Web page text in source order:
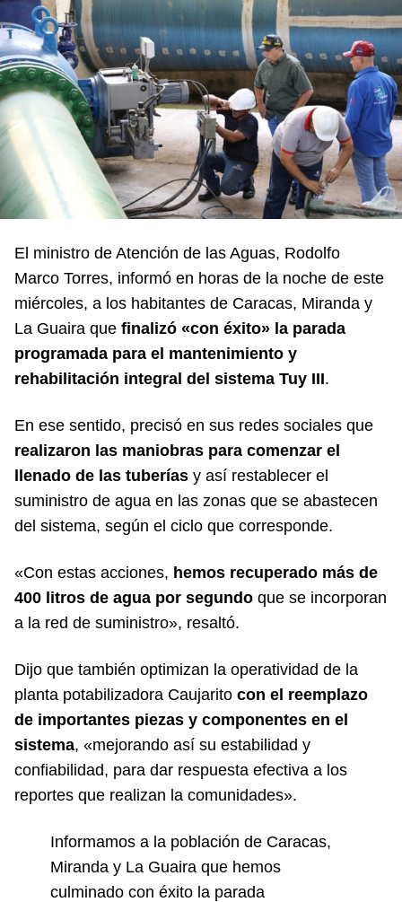
El ministro de Atención de las Aguas, Rodolfo
Marco Torres, informó en horas de la noche de este
miércoles, a los habitantes de Caracas, Miranda y
La Guaira que finalizó «con éxito» la parada
programada para el mantenimiento y
rehabilitación integral del sistema Tuy III.
En ese sentido, precisó en sus redes sociales que
realizaron las maniobras para comenzar el
llenado de las tuberías y así restablecer el
suministro de agua en las zonas que se abastecen
del sistema, según el ciclo que corresponde.
«Con estas acciones, hemos recuperado más de
400 litros de agua por segundo que se incorporan
a la red de suministro», resaltó.
Dijo que también optimizan la operatividad de la
planta potabilizadora Caujarito con el reemplazo
de importantes piezas y componentes en el
sistema, «mejorando así su estabilidad y
confiabilidad, para dar respuesta efectiva a los
reportes que realizan la comunidades».
Informamos a la población de Caracas,
Miranda y La Guaira que hemos
culminado con éxito la parada